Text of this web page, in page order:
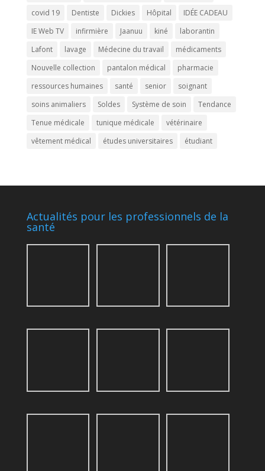
covid 19
Dentiste Dickies Hôpital
IDÉE CADEAU
IE Web TV
infirmière Jaanuu kiné
laborantin
Lafont
lavage Médecine du travail
médicaments
Nouvelle collection
pantalon médical
pharmacie
ressources humaines
santé senior
soignant
soins animaliers
Soldes Système de soin
Tendance
Tenue médicale
tunique médicale
vétérinaire
vêtement médical
études universitaires étudiant
Actualités pour les professionnels de la
santé